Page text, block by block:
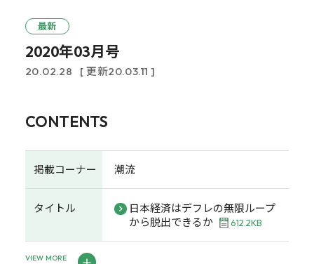
最新
2020年03月号
20.02.28 [ 更新20.03.11 ]
CONTENTS
掲載コーナー 潮流
タイトル
日本経済はデフレの無限ループ
から脱出できるか
612.2KB
VIEW MORE